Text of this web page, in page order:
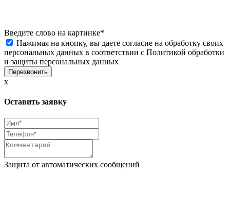
Введите слово на картинке*
Нажимая на кнопку, вы даете согласие на обработку своих
персональных данных в соответствии с Политикой обработки
и защиты персональных данных
x
Оставить заявку
Защита от автоматических сообщений